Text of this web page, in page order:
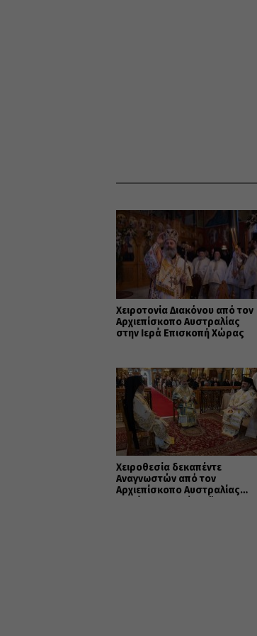
Χειροτονία Διακόνου από τον
Αρχιεπίσκοπο Αυστραλίας
στην Ιερά Επισκοπή Χώρας
Χειροθεσία δεκαπέντε
Αναγνωστών από τον
Αρχιεπίσκοπο Αυστραλίας